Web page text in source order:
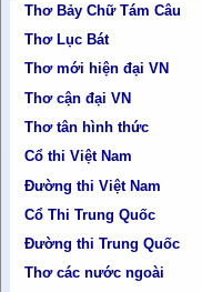
Thơ Bảy Chữ Tám Câu
Thơ Lục Bát
Thơ mới hiện đại VN
Thơ cận đại VN
Thơ tân hình thức
Cổ thi Việt Nam
Đường thi Việt Nam
Cổ Thi Trung Quốc
Đường thi Trung Quốc
Thơ các nước ngoài